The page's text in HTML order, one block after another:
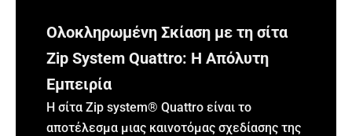
Ολοκληρωμένη Σκίαση με τη σίτα
Zip System Quattro: Η Απόλυτη
Εμπειρία
Η σίτα Zip system® Quattro είναι το
αποτέλεσμα μιας καινοτόμας σχεδίασης της